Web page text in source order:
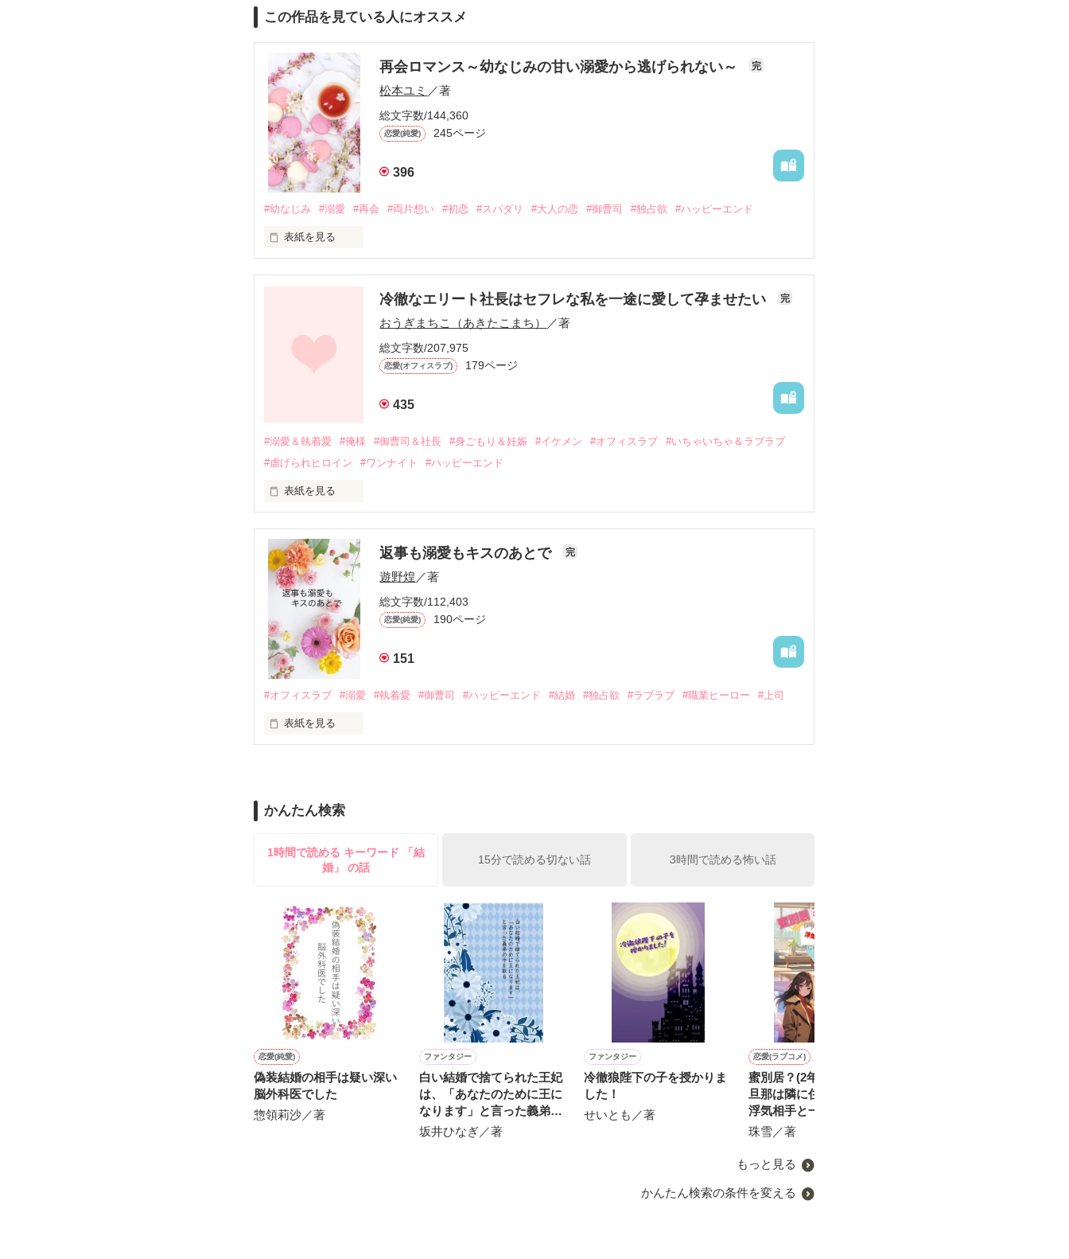
この作品を見ている人にオススメ
再会ロマンス～幼なじみの甘い溺愛から逃げられない～ 完
松本ユミ ／著
総文字数/144,360
恋愛(純愛) 245ページ
396
#幼なじみ #溺愛 #再会 #両片想い #初恋 #スパダリ #大人の恋 #御曹司 #独占欲 #ハッピーエンド
表紙を見る
しかし、ある出来事をきっかけに二人の関係は壊れてしまう。
関係修復もできないまま、美桜は両親の離婚によって
引っ越すことになり、哲平とも離れ離れになった。
そして、ひょんなことから
酔った勢いで一夜を共にしてしまった。
さらに、美桜が初めてだと知った哲平は
甘やかしてくる。
そんなある日、哲平は美桜がストーカー被害に
遭っていることを知る。
美桜を守るため、哲平は同居を提案してきて――。
夏木美桜(なつきみお)
✕
鳴海哲平 (なるみてっぺい)
止まっていたはずの二人の時間が、再び動き出す。
作品を読む
冷徹なエリート社長はセフレな私を一途に愛して孕ませたい 完
おうぎまちこ（あきたこまち） ／著
総文字数/207,975
恋愛(オフィスラブ) 179ページ
435
#溺愛＆執着愛 #俺様 #御曹司＆社長 #身ごもり＆妊娠 #イケメン #オフィスラブ
#いちゃいちゃ＆ラブラブ
#虐げられヒロイン
#ワンナイト #ハッピーエンド
表紙を見る
帰国後、美桜は新しい職場でワンナイトした美青年と再会。なんと彼の正体は、とある財閥御曹司に
も関わらず、一族を離れて起業した新進気鋭の実業家、社内でも冷徹だと評判な社長――御影恭司その
人だったのだ――！
なぜか恭司から飼い猫の世話係を命じられた美桜は、猫の世話を口実にしばしば呼び出された上、二
返事も溺愛もキスのあとで 完
遊野煌 ／著
総文字数/112,403
恋愛(純愛) 190ページ
151
#オフィスラブ #溺愛 #執着愛 #御曹司 #ハッピーエンド #結婚 #独占欲 #ラブラブ #職業ヒーロー #上司
表紙を見る
雪瀬鷹哉（29）が『──俺と結婚してくれないか』といきなりプロポーズをしてきた上、同居まで提案
鷹哉『宜しくな、俺の雛子』🦅
雛子『俺の……ひぃ、雛子？！！！』🐥
シゴデキで冷徹な上司が見せる素顔は、なぜか想像以上に甘くて……🐥💓🦅
※表紙も作中使用の画像も全てフリー素材です。
※執筆期間2026.6.3〜7.20完結です。
※他サイトさんにて恋愛トレンド1位でした〜良かったら読んで頂けると嬉しいです。
作品を読む
かんたん検索
1時間で読める キーワード 「結
婚」 の話
15分で読める切ない話 3時間で読める怖い話
恋愛(純愛)
偽装結婚の相手は疑い深い
脳外科医でした
惣領莉沙／著
ファンタジー
白い結婚で捨てられた王妃
は、「あなたのために王に
なります」と言った義弟の
手を取る
坂井ひなぎ／著
ファンタジー
冷徹狼陛下の子を授かりま
した！
せいとも／著
恋愛(ラブコメ)
蜜別居？(2年振りに逢った
旦那は隣に住んでました！
浮気相手と一緒じゃなくて
良かったです！)
珠雪／著
もっと見る
かんたん検索の条件を変える